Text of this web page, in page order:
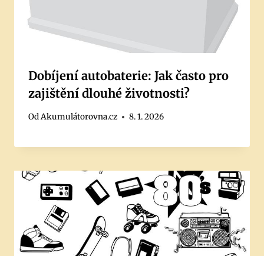
Dobíjení autobaterie: Jak často pro
zajištění dlouhé životnosti?
OdAkumulátorovna.cz 8. 1. 2026